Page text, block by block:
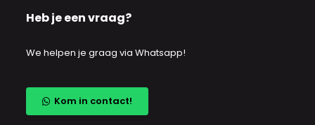
Heb je een vraag?
We helpen je graag via Whatsapp!
Kom in contact!